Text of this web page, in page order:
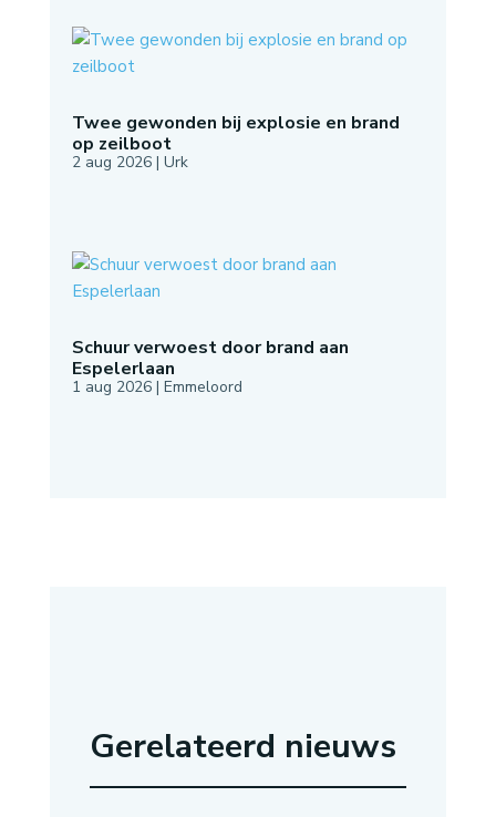
Twee gewonden bij explosie en brand
op zeilboot
2 aug 2026| Urk
Schuur verwoest door brand aan
Espelerlaan
1 aug 2026| Emmeloord
Gerelateerd nieuws